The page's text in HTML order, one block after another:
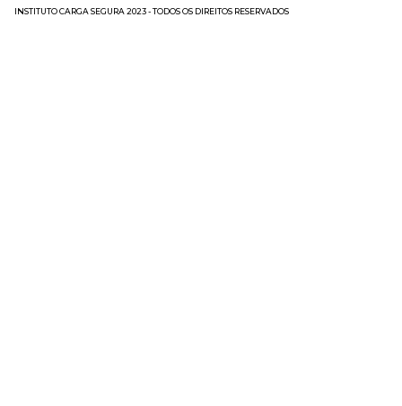
INSTITUTO CARGA SEGURA 2023 - TODOS OS DIREITOS RESERVADOS